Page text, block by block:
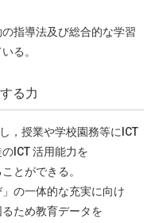
指導法及び総合的な学習
る。
る力
，授業や学校園務等にICT
ICT 活⽤能⼒を
とができる。
の⼀体的な充実に向け
ため教育データを